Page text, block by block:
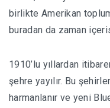
birlikte Amerikan
buradan da zaman
1910’lu yıllardan
şehre yayılır. Bu
harmanlanır ve yeni